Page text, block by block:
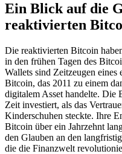
Ein Blick auf die
reaktivierten
Die reaktivierten Bitcoin
in den frühen Tagen des
Wallets sind Zeitzeugen eines
Bitcoin, das 2011 zu einem
digitalem Asset handelte. Die
Zeit investiert, als das
Kinderschuhen steckte. Ihre
Bitcoin über ein Jahrzehnt
den Glauben an den
die die Finanzwelt